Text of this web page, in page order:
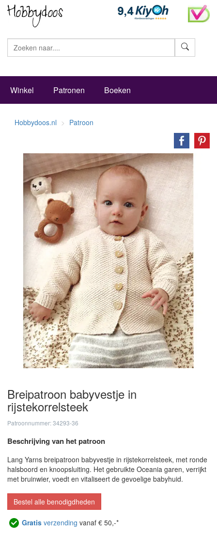
Winkel Patronen Boeken
Hobbydoos.nl Patroon
Breipatroon babyvestje in
rijstekorrelsteek
Patroonnummer: 34293-36
Beschrijving van het patroon
Lang Yarns breipatroon babyvestje in rijstekorrelsteek, met ronde
halsboord en knoopsluiting. Het gebruikte Oceania garen, verrijkt
met bruinwier, voedt en vitaliseert de gevoelige babyhuid.
Bestel alle benodigdheden
Gratis verzending vanaf € 50,-*